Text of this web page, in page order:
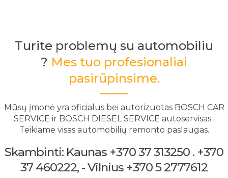
Turite problemų su automobiliu
? Mes tuo profesionaliai
pasirūpinsime.
Mūsų įmonė yra oficialus bei autorizuotas BOSCH CAR
SERVICE ir BOSCH DIESEL SERVICE autoservisas .
Teikiame visas automobilių remonto paslaugas.
Skambinti: Kaunas +370 37 313250 . +370
37 460222, - Vilnius +370 5 2777612